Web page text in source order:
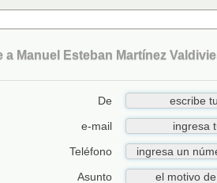
a Manuel Esteban Martínez
De
e-mail
Teléfono
Asunto